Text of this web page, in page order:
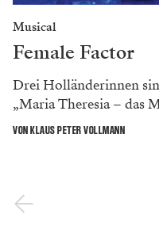
Musical
Female Factor
Drei Holländerinnen
„Maria Theresia – das
VON KLAUS PETER VOLLMANN